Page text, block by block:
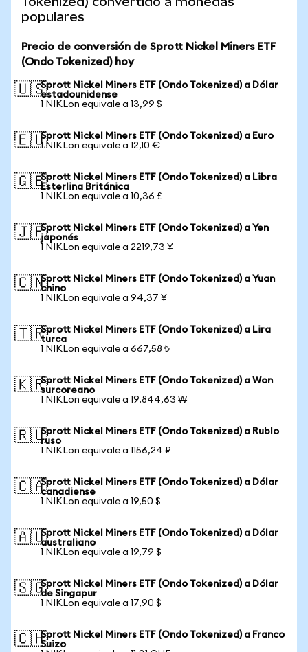
populares
Precio de conversión de Sprott Nickel Miners ETF
(Ondo Tokenized) hoy
🇺🇸Sprott Nickel Miners ETF (Ondo Tokenized) a Dólar
estadounidense
1 NIKLon equivale a 13,99 $
🇪🇺Sprott Nickel Miners ETF (Ondo Tokenized) a Euro
1 NIKLon equivale a 12,10 €
🇬🇧Sprott Nickel Miners ETF (Ondo Tokenized) a Libra
Esterlina Británica
1 NIKLon equivale a 10,36 £
🇯🇵Sprott Nickel Miners ETF (Ondo Tokenized) a Yen
japonés
1 NIKLon equivale a 2219,73 ¥
🇨🇳Sprott Nickel Miners ETF (Ondo Tokenized) a Yuan
chino
1 NIKLon equivale a 94,37 ¥
🇹🇷Sprott Nickel Miners ETF (Ondo Tokenized) a Lira
turca
1 NIKLon equivale a 667,58 ₺
🇰🇷Sprott Nickel Miners ETF (Ondo Tokenized) a Won
surcoreano
1 NIKLon equivale a 19.844,63 ₩
🇷🇺Sprott Nickel Miners ETF (Ondo Tokenized) a Rublo
ruso
1 NIKLon equivale a 1156,24 ₽
🇨🇦Sprott Nickel Miners ETF (Ondo Tokenized) a Dólar
canadiense
1 NIKLon equivale a 19,50 $
🇦🇺Sprott Nickel Miners ETF (Ondo Tokenized) a Dólar
australiano
1 NIKLon equivale a 19,79 $
🇸🇬Sprott Nickel Miners ETF (Ondo Tokenized) a Dólar
de Singapur
1 NIKLon equivale a 17,90 $
🇨🇭Sprott Nickel Miners ETF (Ondo Tokenized) a Franco
Suizo